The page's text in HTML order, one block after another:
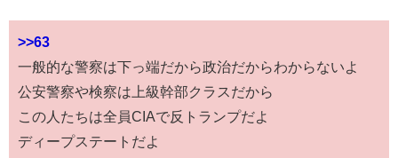
>>63
一般的な警察は下っ端だから政治だからわからないよ
公安警察や検察は上級幹部クラスだから
この人たちは全員CIAで反トランプだよ
ディープステートだよ